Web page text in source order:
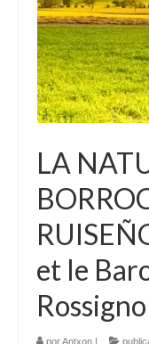
LA
et le
porAntxon |